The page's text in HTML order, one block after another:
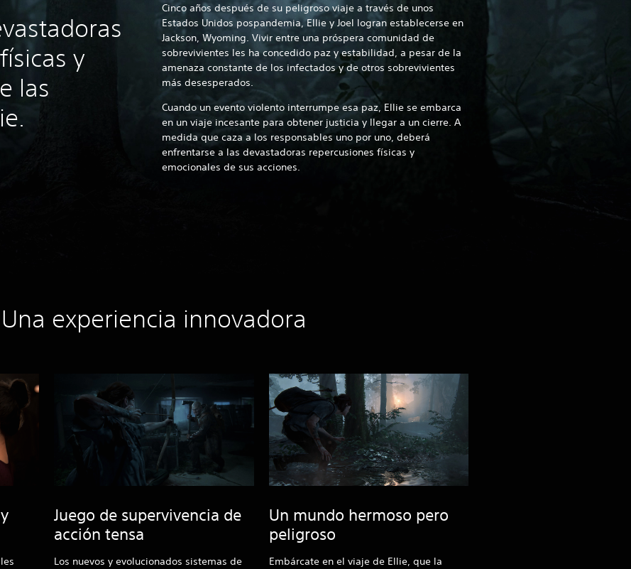
y
las
Cinco años después de su peligroso viaje a través de unos
Estados Unidos pospandemia, Ellie y Joel logran establecerse en
Jackson, Wyoming. Vivir entre una próspera comunidad de
sobrevivientes les ha concedido paz y estabilidad, a pesar de la
amenaza constante de los infectados y de otros sobrevivientes
más desesperados.
Cuando un evento violento interrumpe esa paz, Ellie se embarca
en un viaje incesante para obtener justicia y llegar a un cierre. A
medida que caza a los responsables uno por uno, deberá
enfrentarse a las devastadoras repercusiones físicas y
emocionales de sus acciones.
Una experiencia innovadora
Juego de supervivencia de
acción tensa
Los nuevos y evolucionados sistemas de
Un mundo hermoso pero
peligroso
Embárcate en el viaje de Ellie, que la